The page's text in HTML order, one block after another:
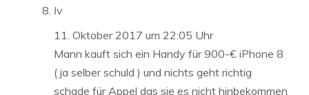
Iv
11. Oktober 2017 um 22:05 Uhr
Mann kauft sich ein Handy für 900-€ iPhone 8
( ja selber schuld ) und nichts geht richtig
schade für Appel das sie es nicht hinbekommen